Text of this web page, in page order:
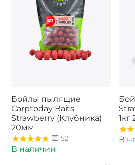
Бойлы пылящие
Carptoday Baits
Strawberry (Клубника)
20мм
52
В наличии
1кг
В